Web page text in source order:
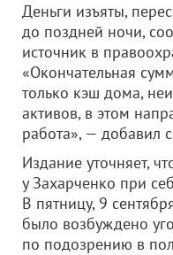
Деньги изъяты,
до поздней ночи,
источник в
«Окончательная
только кэш дома,
активов, в этом
работа», — добавил
Издание уточняет,
у Захарченко при
В пятницу, 9
было возбуждено
по подозрению в